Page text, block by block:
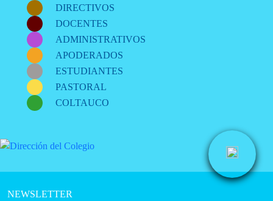
DIRECTIVOS
DOCENTES
ADMINISTRATIVOS
APODERADOS
ESTUDIANTES
PASTORAL
COLTAUCO
NEWSLETTER